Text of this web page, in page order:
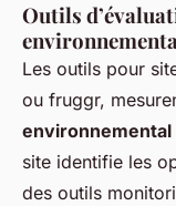
Outils
Les outils pour
ou fruggr,
site identifie les
des outils